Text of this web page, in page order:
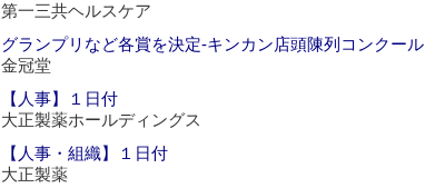
第一三共ヘルスケア
グランプリなど各賞を決定‐キンカン店頭陳列コンクール
金冠堂
【人事】１日付
大正製薬ホールディングス
【人事・組織】１日付
大正製薬